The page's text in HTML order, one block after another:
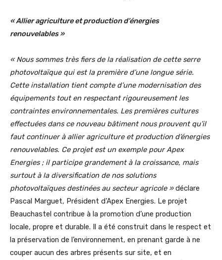
« Allier agriculture et production d’énergies
renouvelables »
« Nous sommes très fiers de la réalisation de cette serre
photovoltaïque qui est la première d’une longue série.
Cette installation tient compte d’une modernisation des
équipements tout en respectant rigoureusement les
contraintes environnementales. Les premières cultures
effectuées dans ce nouveau bâtiment nous prouvent qu’il
faut continuer à allier agriculture et production d’énergies
renouvelables. Ce projet est un exemple pour Apex
Energies ; il participe grandement à la croissance, mais
surtout à la diversification de nos solutions
photovoltaïques destinées au secteur agricole »déclare
Pascal Marguet, Président d’Apex Energies. Le projet
Beauchastel contribue à la promotion d’une production
locale, propre et durable. Il a été construit dans le respect et
la préservation de l’environnement, en prenant garde à ne
couper aucun des arbres présents sur site, et en